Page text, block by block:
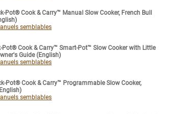
Pot® Cook & Carry™ Manual Slow Cooker, French Bull
semblables
Pot® Cook & Carry™ Smart-Pot™ Slow Cooker with Little
Guide (English)
semblables
Pot® Cook & Carry™ Programmable Slow Cooker,
semblables